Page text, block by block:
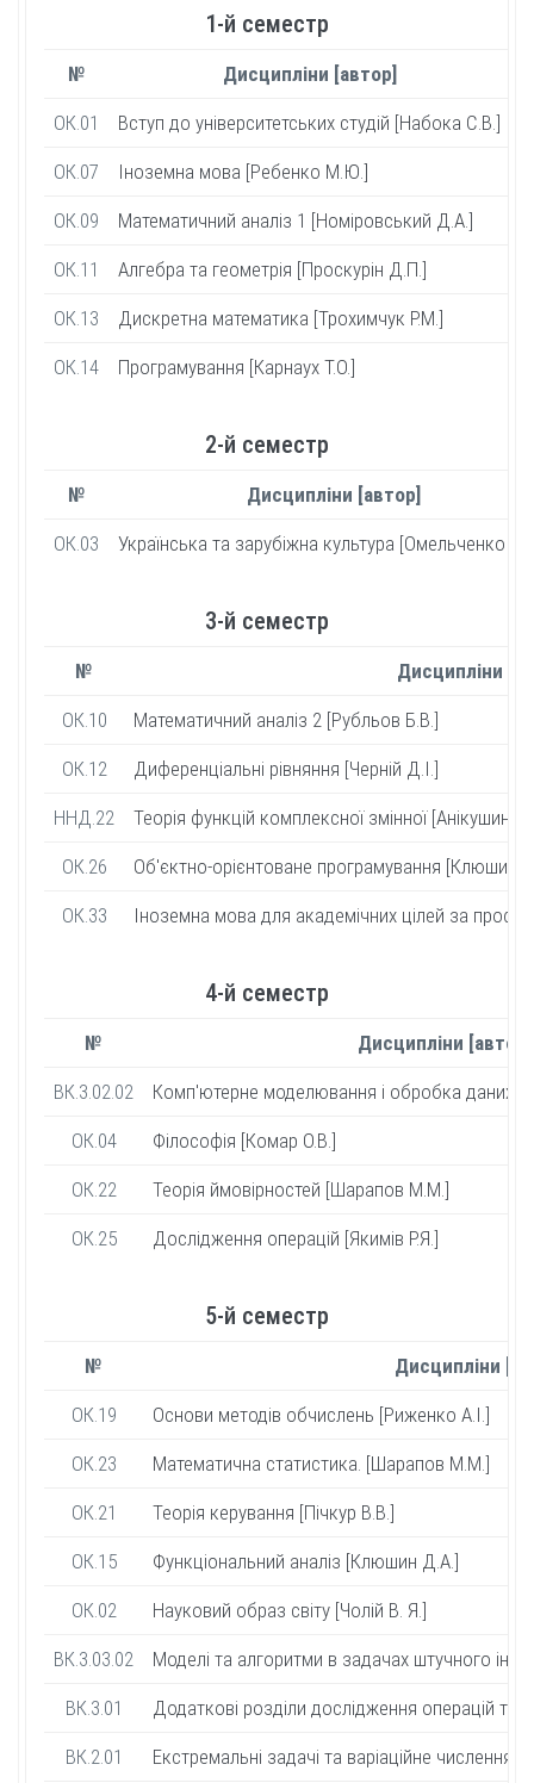
1-й семестр
№ Дисципліни [автор]
ОК.01 Вступ до університетських студій [Набока С.В.]
ОК.07 Іноземна мова [Ребенко М.Ю.]
ОК.09 Математичний аналіз 1 [Номіровський Д.А.]
ОК.11 Алгебра та геометрія [Проскурін Д.П.]
ОК.13 Дискретна математика [Трохимчук Р.М.]
ОК.14 Програмування [Карнаух Т.О.]
2-й семестр
№ Дисципліни [автор]
ОК.03 Українська та зарубіжна культура [Омельченко
3-й семестр
№ Дисципліни
ОК.10 Математичний аналіз 2 [Рубльов Б.В.]
ОК.12 Диференціальні рівняння [Черній Д.І.]
ННД.22 Теорія функцій комплексної змінної [Анікушин
ОК.26 Об'єктно-орієнтоване програмування [Клюшин
ОК.33 Іноземна мова для академічних цілей за
4-й семестр
№ Дисципліни [автор]
ВК.3.02.02 Комп'ютерне моделювання і обробка даних
ОК.04 Філософія [Комар О.В.]
ОК.22 Теорія ймовірностей [Шарапов М.М.]
ОК.25 Дослідження операцій [Якимів Р.Я.]
5-й семестр
№ Дисципліни
ОК.19 Основи методів обчислень [Риженко А.І.]
ОК.23 Математична статистика. [Шарапов М.М.]
ОК.21 Теорія керування [Пічкур В.В.]
ОК.15 Функціональний аналіз [Клюшин Д.А.]
ОК.02 Науковий образ світу [Чолій В. Я.]
ВК.3.03.02 Моделі та алгоритми в задачах штучного
ВК.3.01 Додаткові розділи дослідження операцій та
ВК.2.01 Екстремальні задачі та варіаційне числення